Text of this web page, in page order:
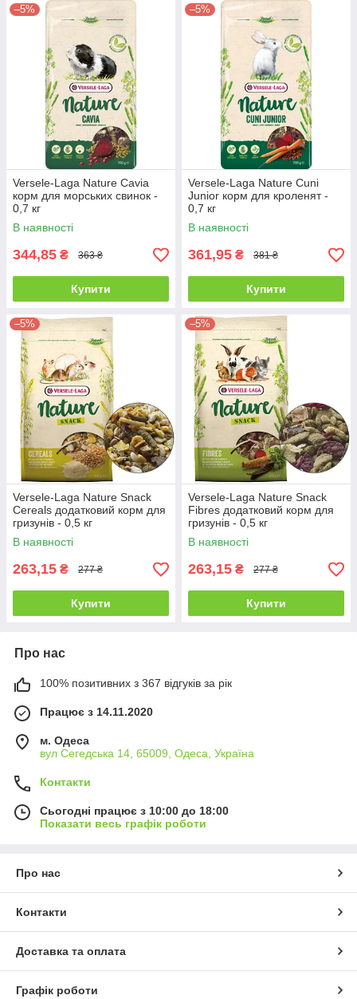
–5%
Versele-Laga Nature Cavia
корм для морських свинок -
0,7 кг
В наявності
344,85 ₴ 363 ₴
Купити
–5%
Versele-Laga Nature Cuni
Junior корм для кроленят -
0,7 кг
В наявності
361,95 ₴ 381 ₴
Купити
–5%
Versele-Laga Nature Snack
Cereals додатковий корм для
гризунів - 0,5 кг
В наявності
263,15 ₴ 277 ₴
Купити
–5%
Versele-Laga Nature Snack
Fibres додатковий корм для
гризунів - 0,5 кг
В наявності
263,15 ₴ 277 ₴
Купити
Про нас
100% позитивних з 367 відгуків за рік
Працює з 14.11.2020
м. Одеса
вул Сегедська 14, 65009, Одеса, Україна
Контакти
Сьогодні працює з 10:00 до 18:00
Показати весь графік роботи
Про нас
Контакти
Доставка та оплата
Графік роботи